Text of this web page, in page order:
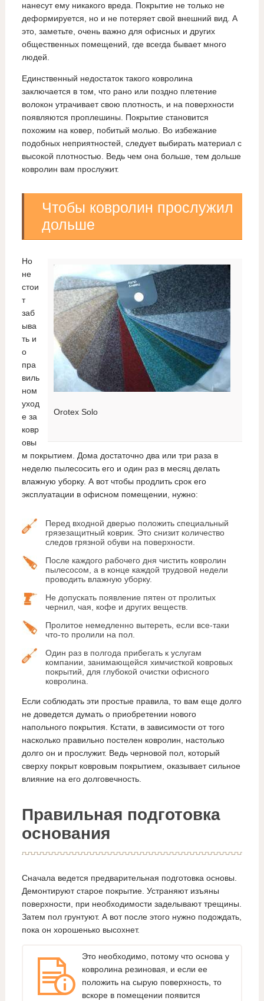
нанесут ему никакого вреда. Покрытие не только не
деформируется, но и не потеряет свой внешний вид. А
это, заметьте, очень важно для офисных и других
общественных помещений, где всегда бывает много
людей.
Единственный недостаток такого ковролина
заключается в том, что рано или поздно плетение
волокон утрачивает свою плотность, и на поверхности
появляются проплешины. Покрытие становится
похожим на ковер, побитый молью. Во избежание
подобных неприятностей, следует выбирать материал с
высокой плотностью. Ведь чем она больше, тем дольше
ковролин вам прослужит.
Чтобы ковролин прослужил
дольше
Orotex Solo
Но
не
стои
т
заб
ыва
ть и
о
пра
виль
ном
уход
е за
ковр
овы
м покрытием. Дома достаточно два или три раза в
неделю пылесосить его и один раз в месяц делать
влажную уборку. А вот чтобы продлить срок его
эксплуатации в офисном помещении, нужно:
Перед входной дверью положить специальный
грязезащитный коврик. Это снизит количество
следов грязной обуви на поверхности.
После каждого рабочего дня чистить ковролин
пылесосом, а в конце каждой трудовой недели
проводить влажную уборку.
Не допускать появление пятен от пролитых
чернил, чая, кофе и других веществ.
Пролитое немедленно вытереть, если все-таки
что-то пролили на пол.
Один раз в полгода прибегать к услугам
компании, занимающейся химчисткой ковровых
покрытий, для глубокой очистки офисного
ковролина.
Если соблюдать эти простые правила, то вам еще долго
не доведется думать о приобретении нового
напольного покрытия. Кстати, в зависимости от того
насколько правильно постелен ковролин, настолько
долго он и прослужит. Ведь черновой пол, который
сверху покрыт ковровым покрытием, оказывает сильное
влияние на его долговечность.
Правильная подготовка
основания
Сначала ведется предварительная подготовка основы.
Демонтируют старое покрытие. Устраняют изъяны
поверхности, при необходимости заделывают трещины.
Затем пол грунтуют. А вот после этого нужно подождать,
пока он хорошенько высохнет.
Это необходимо, потому что основа у
ковролина резиновая, и если ее
положить на сырую поверхность, то
вскоре в помещении появится